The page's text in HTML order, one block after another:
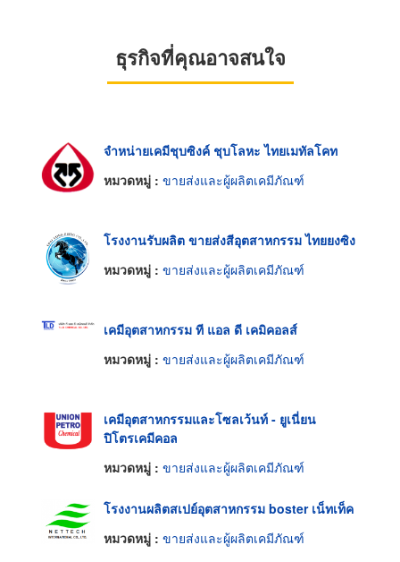
ธุรกิจที่คุณอาจสนใจ
จำหน่ายเคมีชุบซิงค์ ชุบโลหะ ไทยเมทัลโคท
หมวดหมู่ : ขายส่งและผู้ผลิตเคมีภัณฑ์
โรงงานรับผลิต ขายส่งสีอุตสาหกรรม ไทยยงซิง
หมวดหมู่ : ขายส่งและผู้ผลิตเคมีภัณฑ์
เคมีอุตสาหกรรม ที แอล ดี เคมิคอลส์
หมวดหมู่ : ขายส่งและผู้ผลิตเคมีภัณฑ์
เคมีอุตสาหกรรมและโซลเว้นท์ - ยูเนี่ยน
ปิโตรเคมีคอล
หมวดหมู่ : ขายส่งและผู้ผลิตเคมีภัณฑ์
โรงงานผลิตสเปย์อุตสาหกรรม boster เน็ทเท็ค
หมวดหมู่ : ขายส่งและผู้ผลิตเคมีภัณฑ์